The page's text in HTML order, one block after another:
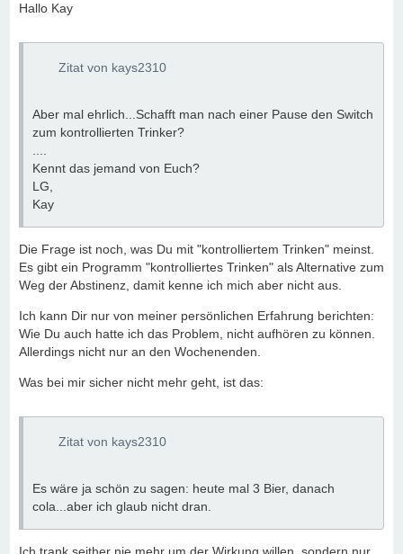
Hallo Kay
Zitat von kays2310
Aber mal ehrlich...Schafft man nach einer Pause den Switch
zum kontrollierten Trinker?
Kennt das jemand von Euch?
LG,
Kay
Die Frage ist noch, was Du mit "kontrolliertem Trinken" meinst.
Es gibt ein Programm "kontrolliertes Trinken" als Alternative zum
Weg der Abstinenz, damit kenne ich mich aber nicht aus.
Ich kann Dir nur von meiner persönlichen Erfahrung berichten:
Wie Du auch hatte ich das Problem, nicht aufhören zu können.
Allerdings nicht nur an den Wochenenden.
Was bei mir sicher nicht mehr geht, ist das:
Zitat von kays2310
Es wäre ja schön zu sagen: heute mal 3 Bier, danach
cola...aber ich glaub nicht dran.